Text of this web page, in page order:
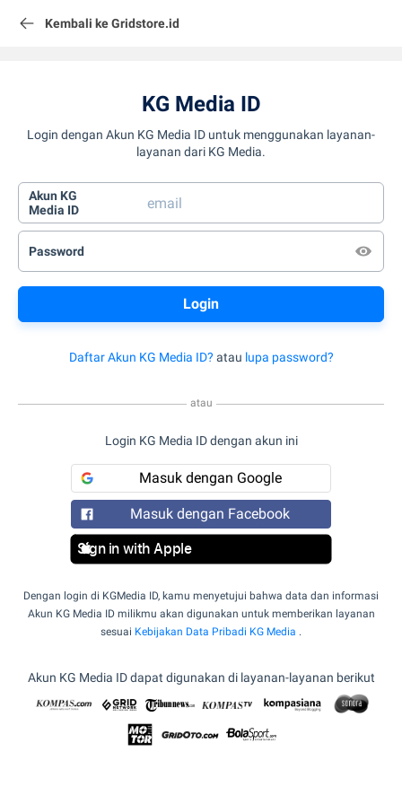
Kembali ke Gridstore.id
KG Media ID
Login dengan Akun KG Media ID untuk menggunakan layanan-
layanan dari KG Media.
Akun KG
Media ID
Password
Daftar Akun KG Media ID? atau lupa password?
atau
Login KG Media ID dengan akun ini
Masuk dengan Google
Masuk dengan Facebook
Sign in with Apple
Dengan login di KGMedia ID, kamu menyetujui bahwa data dan informasi
Akun KG Media ID milikmu akan digunakan untuk memberikan layanan
sesuai Kebijakan Data Pribadi KG Media .
Akun KG Media ID dapat digunakan di layanan-layanan berikut